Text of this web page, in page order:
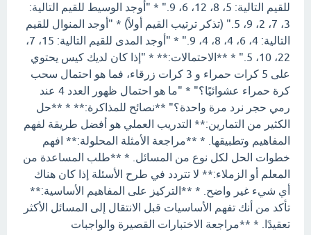
للقيم التالية: 5، 8، 12، 6، 9." * "أوجد الوسيط للقيم التالية:
3، 7، 2، 9، 5." (تذكر ترتيب القيم أولاً) * "أوجد المنوال للقيم
التالية: 4، 6، 4، 8، 4، 9." * "أوجد المدى للقيم التالية: 15، 7،
22، 10، 5." * **الاحتمالات:** * "إذا كان لديك كيس يحتوي
على 5 كرات حمراء و 3 كرات زرقاء، فما هو احتمال سحب
كرة حمراء عشوائيًا؟" * "ما هو احتمال ظهور العدد 4 عند
رمي حجر نرد مرة واحدة؟" **نصائح للمذاكرة:** * **حل
الكثير من التمارين:** التدريب العملي هو أفضل طريقة لفهم
المفاهيم وتطبيقها. * **مراجعة الأمثلة المحلولة:** افهم
خطوات الحل لكل نوع من المسائل. * **طلب المساعدة من
المعلم أو الزملاء:** لا تتردد في طرح الأسئلة إذا كان هناك
أي شيء غير واضح. * **التركيز على المفاهيم الأساسية:**
تأكد من أنك تفهم الأساسيات قبل الانتقال إلى المسائل الأكثر
تعقيدًا. * **مراجعة الاختبارات القصيرة والواجبات